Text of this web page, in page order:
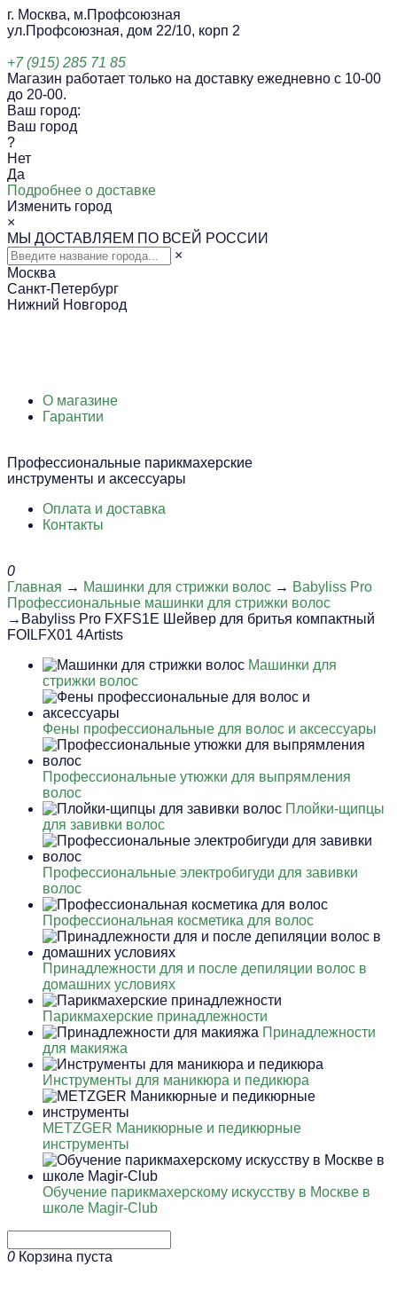
г. Москва, м.Профсоюзная
ул.Профсоюзная, дом 22/10, корп 2
+7 (915) 285 71 85
Магазин работает только на доставку ежедневно с 10-00
до 20-00.
Ваш город:
Ваш город
?
Нет
Да
Подробнее о доставке
Изменить город
×
МЫ ДОСТАВЛЯЕМ ПО ВСЕЙ РОССИИ
×
Москва
Санкт-Петербург
Нижний Новгород
О магазине
Гарантии
Профессиональные парикмахерские
инструменты и аксессуары
Оплата и доставка
Контакты
0
Главная → Машинки для стрижки волос → Babyliss Pro
Профессиональные машинки для стрижки волос
→Babyliss Pro FXFS1E Шейвер для бритья компактный
FOILFX01 4Artists
Машинки для
стрижки волос
Фены профессиональные для волос и аксессуары
Профессиональные утюжки для выпрямления
волос
Плойки-щипцы
для завивки волос
Профессиональные электробигуди для завивки
волос
Профессиональная косметика для волос
Принадлежности для и после депиляции волос в
домашних условиях
Парикмахерские принадлежности
Принадлежности
для макияжа
Инструменты для маникюра и педикюра
METZGER Маникюрные и педикюрные
инструменты
Обучение парикмахерскому искусству в Москве в
школе Magir-Club
0 Корзина пуста